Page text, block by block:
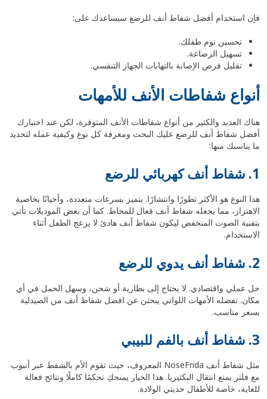
فإن استخدام أفضل شفاط أنف للرضع سيساعدك على:
تحسين نوم طفلك.
تسهيل الرضاعة.
تقليل فرص الإصابة بالتهابات الجهاز التنفسي.
أنواع شفاطات الأنف للأمهات
هناك العديد والكثير من أنواع شفاطات الأنف المتوفرة، لكن عند اختيارك
أفضل شفاط أنف للرضع عليك البحث ومعرفة كل نوع وكيفية عمله لتحديد
ما يناسبك منها:
1. شفاط أنف كهربائي للرضع
هذا النوع هو الأكثر تطورًا وانتشارًا. يتميز بسرعات متعددة، وأحيانًا بخاصية
الاهتزاز، مما يجعله شفاط أنف فعال للمخاط. كما أن بعض الموديلات تأتي
بتقنية الصوت المنخفض ليكون شفاط أنف هادئ لا يزعج الطفل أثناء
الاستخدام.
2. شفاط أنف يدوي للرضع
حل عملي واقتصادي. لا يحتاج إلى بطارية أو شحن، وسهل الحمل في أي
مكان. تفضله الأمهات اللواتي يبحثن عن افضل شفاط أنف من الصيدلية
بسعر مناسب.
3. شفاط أنف بالفم للبيبي
مثل شفاط أنف NoseFrida المعروف، حيث تقوم الأم بالشفط عبر أنبوب
مع فلتر يمنع انتقال البكتيريا. هذا الخيار يمنحكِ تحكمًا كاملًا ونتائج فعالة
للغاية، خاصة للأطفال حديثي الولادة.